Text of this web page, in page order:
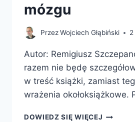
mózgu
PrzezWojciech Głąbiński
Autor: Remigiusz
razem nie będę
w treść książki, zamiast
wrażenia okołoksiążkowe.
DOWIEDZ SIĘ WIĘCEJ